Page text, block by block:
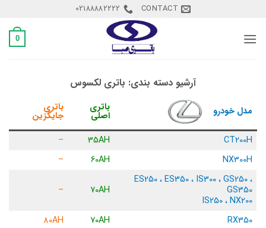
content
CONTACT
02188882222
0
آرشیو دسته بندی: باتری لکسوس
مدل خودرو باتری
اصلی
باتری
جایگزین
CT200H
35AH
–
NX300H
60AH
–
ES250 ، ES350 ، IS300 ، GS250 ،
GS350
IS250 ، NX200
70AH
–
RX350
70AH
80AH